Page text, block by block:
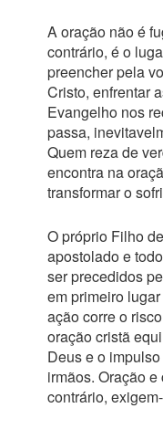
A oração não é
contrário, é o
preencher pela
Cristo, enfrentar
Evangelho nos
passa,
Quem reza de
encontra na
transformar o
O próprio Filho
apostolado e
ser precedidos
em primeiro
ação corre o
oração cristã
Deus e o
irmãos. Oração
contrário,